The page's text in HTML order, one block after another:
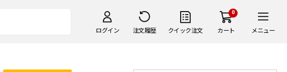
ログイン 注文履歴 クイック注文
0
カート メニュー